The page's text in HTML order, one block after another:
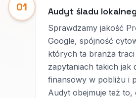
01 Audyt śladu
Sprawdzamy jakość
Google, spójność
których ta branża traci
zapytaniach takich jak
finansowy w pobliżu i
Audyt obejmuje też to,